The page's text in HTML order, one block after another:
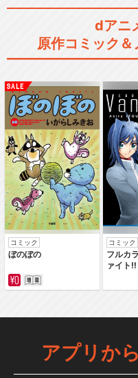
dアニ
原作コミック＆
コミック
ぼのぼの
コミック
フルカ
ァイト
アプリか